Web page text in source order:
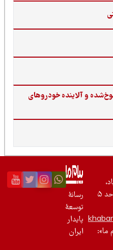
و آلاینده خودروهای
رسانۀ
توسعۀ
پایدار
ایران